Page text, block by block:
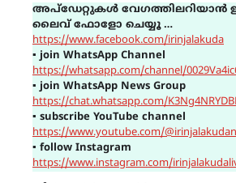
അപ്ഡേറ്റുകൾ വേഗത്തിലറിയാൻ
ലൈവ് ഫോളോ ചെയ്യൂ …
https://www.facebook.com/irinjalakuda
▪ join WhatsApp Channel
https://whatsapp.com/channel/
▪ join WhatsApp News Group
https://chat.whatsapp.com/
▪ subscribe YouTube channel
https://www.youtube.com/
▪ follow Instagram
https://www.instagram.com/